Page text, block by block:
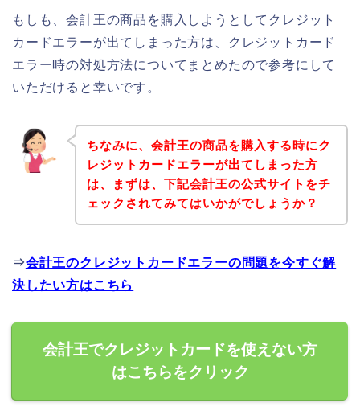
もしも、会計王の商品を購入しようとしてクレジット
カードエラーが出てしまった方は、クレジットカード
エラー時の対処方法についてまとめたので参考にして
いただけると幸いです。
ちなみに、会計王の商品を購入する時にク
レジットカードエラーが出てしまった方
は、まずは、下記会計王の公式サイトをチ
ェックされてみてはいかがでしょうか？
⇒会計王のクレジットカードエラーの問題を今すぐ解
決したい方はこちら
会計王でクレジットカードを使えない方
はこちらをクリック